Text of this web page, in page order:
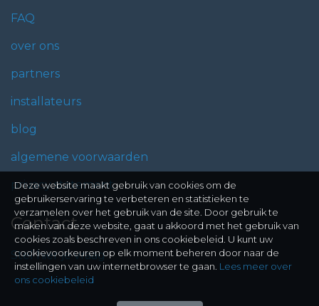
FAQ
over ons
partners
installateurs
blog
algemene voorwaarden
privacy statement
Contact
Stel hier je vraag
Deze website maakt gebruik van cookies om de
gebruikerservaring te verbeteren en statistieken te
verzamelen over het gebruik van de site. Door gebruik te
maken van deze website, gaat u akkoord met het gebruik van
cookies zoals beschreven in ons cookiebeleid. U kunt uw
cookievoorkeuren op elk moment beheren door naar de
instellingen van uw internetbrowser te gaan. Lees meer over
ons cookiebeleid